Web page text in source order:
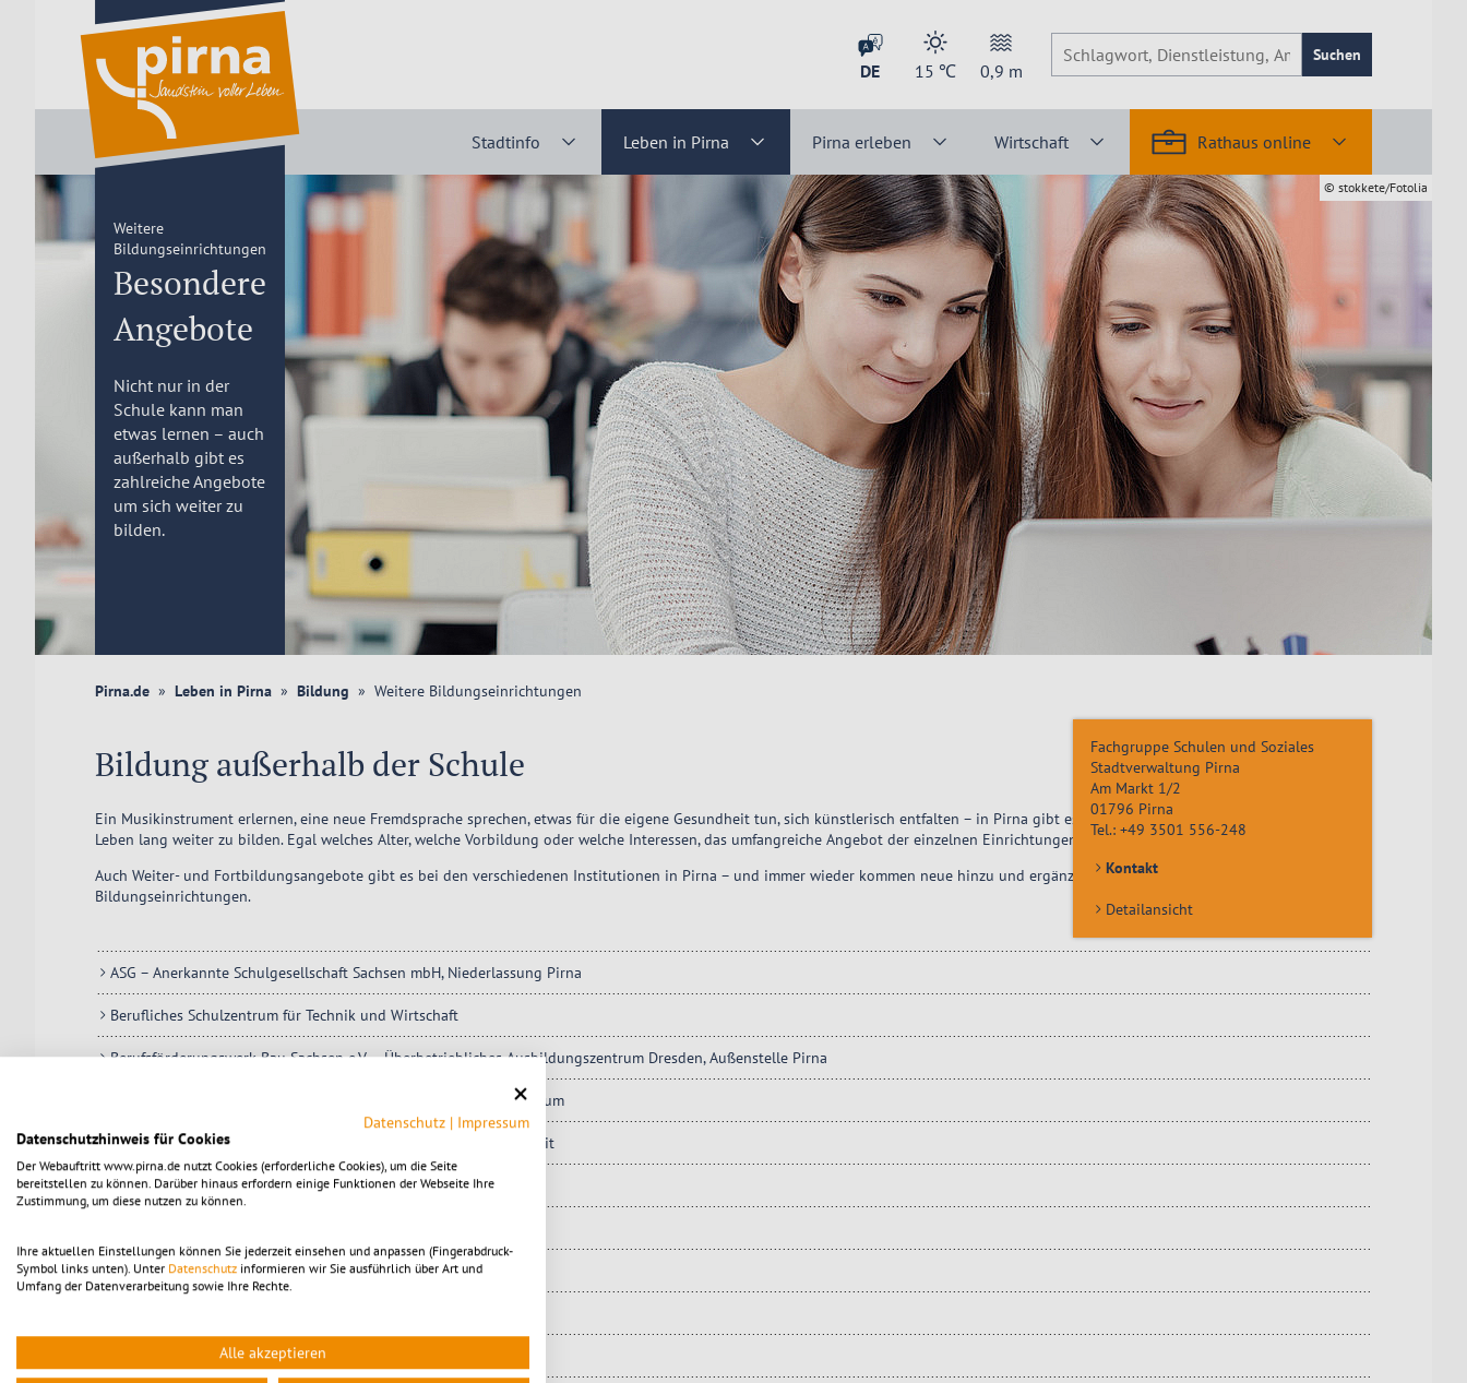
DE 15 ℃ 0,9 m
Suchen
Stadtinfo Leben in Pirna Pirna erleben Wirtschaft Rathaus online
Weitere
Bildungseinrichtungen
Besondere
Angebote
Nicht nur in der
Schule kann man
etwas lernen – auch
außerhalb gibt es
zahlreiche Angebote
um sich weiter zu
bilden.
© stokkete/Fotolia
Pirna.de Leben in Pirna Bildung Weitere Bildungseinrichtungen
Bildung außerhalb der Schule
Ein Musikinstrument erlernen, eine neue Fremdsprache sprechen, etwas für die eigene Gesundheit tun, sich künstlerisch entfalten – in Pirna gibt es zahlreiche Möglichkeiten, sich das ganze
Leben lang weiter zu bilden. Egal welches Alter, welche Vorbildung oder welche Interessen, das umfangreiche Angebot der einzelnen Einrichtungen hält für jeden das Passende bereit.
Auch Weiter- und Fortbildungsangebote gibt es bei den verschiedenen Institutionen in Pirna – und immer wieder kommen neue hinzu und ergänzen das Portfolio der sonstigen
Bildungseinrichtungen.
ASG – Anerkannte Schulgesellschaft Sachsen mbH, Niederlassung Pirna
Berufliches Schulzentrum für Technik und Wirtschaft
Berufsförderungswerk Bau Sachsen e.V. – Überbetriebliches Ausbildungszentrum Dresden, Außenstelle Pirna
Bildungswerk der Sächsischen Wirtschaft e.V. – Fortbildungszentrum
Donner + Partner GmbH Sachsen – Zentrum für Bildung und Arbeit
Dr. Hirsch Akademie GmbH
Musikschule „Sächsische Schweiz“ e.V.
Volkshochschule Sächsische Schweiz-Osterzgebirge e.V.
Fachgruppe Schulen und Soziales
Stadtverwaltung Pirna
Am Markt 1/2
01796 Pirna
Tel.:+49 3501 556-248
Kontakt
Detailansicht
Datenschutz | Impressum
Datenschutzhinweis für Cookies
Der Webauftritt www.pirna.de nutzt Cookies (erforderliche Cookies), um die Seite
bereitstellen zu können. Darüber hinaus erfordern einige Funktionen der Webseite Ihre
Zustimmung, um diese nutzen zu können.
Ihre aktuellen Einstellungen können Sie jederzeit einsehen und anpassen (Fingerabdruck-
Symbol links unten). Unter Datenschutz informieren wir Sie ausführlich über Art und
Umfang der Datenverarbeitung sowie Ihre Rechte.
Alle akzeptieren